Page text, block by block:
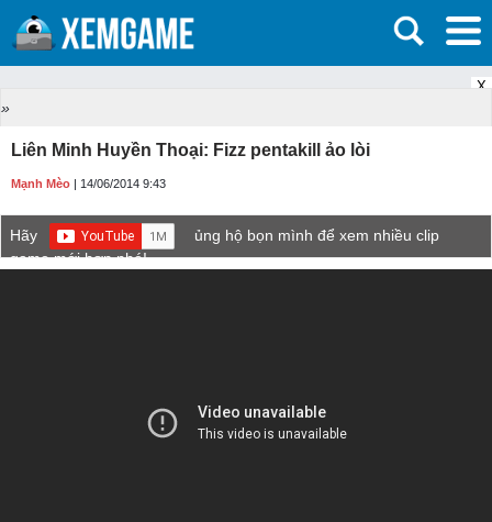
X
»
Liên Minh Huyền Thoại: Fizz pentakill ảo lòi
Mạnh Mèo | 14/06/2014 9:43
Hãy
ủng hộ bọn mình để xem nhiều clip
game mới hơn nhé!